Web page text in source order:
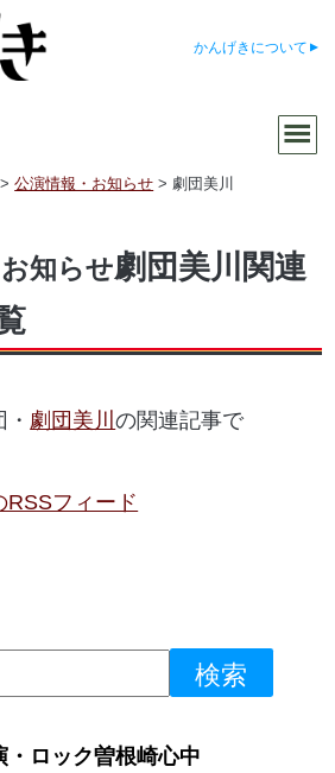
かんげきについて
>公演情報・お知らせ >劇団美川
知らせ劇団美川関連
劇団美川の関連記事で
RSSフィード
ロック曽根崎心中